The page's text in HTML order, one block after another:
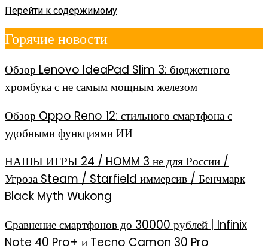
Перейти к содержимому
Горячие новости
Обзор Lenovo IdeaPad Slim 3: бюджетного
хромбука с не самым мощным железом
Обзор Oppo Reno 12: стильного смартфона с
удобными функциями ИИ
НАШЫ ИГРЫ 24 / HOMM 3 не для России /
Угроза Steam / Starfield иммерсив / Бенчмарк
Black Myth Wukong
Сравнение смартфонов до 30000 рублей | Infinix
Note 40 Pro+ и Tecno Camon 30 Pro